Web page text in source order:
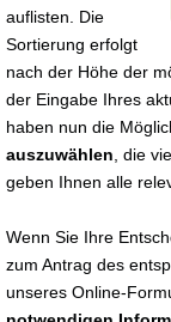
auflisten. Die
Sortierung erfolgt
nach der Höhe der
der Eingabe Ihres
haben nun die
auszuwählen , die
geben Ihnen alle
Wenn Sie Ihre
zum Antrag des
unseres Online-